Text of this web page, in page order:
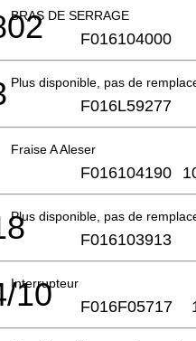
BRAS DE SERRAGE
F016104000
Plus disponible, pas de
F016L59277
Fraise A Aleser
F016104190
Plus disponible, pas de
F016103913
Interrupteur
10 F016F05717